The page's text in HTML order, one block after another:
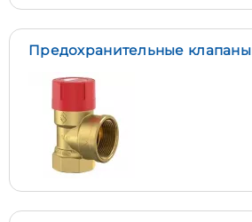
Предохранительные клапаны